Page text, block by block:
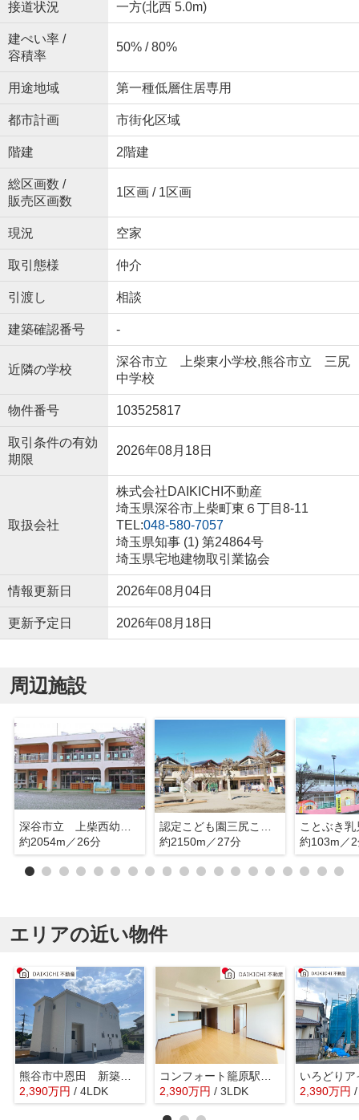
接道状況 一方(北西 5.0m)
建ぺい率 /
容積率
50% / 80%
用途地域 第一種低層住居専用
都市計画 市街化区域
階建 2階建
総区画数 /
販売区画数
1区画 / 1区画
現況 空家
取引態様 仲介
引渡し 相談
建築確認番号 -
近隣の学校
深谷市立 上柴東小学校,熊谷市立 三尻
中学校
物件番号 103525817
取引条件の有効
期限
2026年08月18日
取扱会社
株式会社DAIKICHI不動産
埼玉県深谷市上柴町東６丁目8-11
TEL:048-580-7057
埼玉県知事 (1) 第24864号
埼玉県宅地建物取引業協会
情報更新日 2026年08月04日
更新予定日 2026年08月18日
周辺施設
約2054m／26分
約2150m／27分
ことぶき
約103m／
エリアの近い物件
熊谷市中恩田 新築戸建 全3棟 1号棟
2,390万円 / 4LDK
2,390万円 / 3LDK 2,390万円